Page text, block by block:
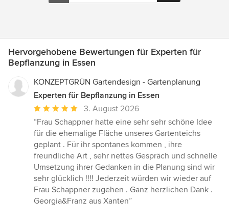
Hervorgehobene Bewertungen für Experten für
Bepflanzung in Essen
KONZEPTGRÜN Gartendesign - Gartenplanung
Experten für Bepflanzung in Essen
Durchschnittliche
Bewertung:
5
von
5
Sternen
3. August 2026
“Frau Schappner hatte eine sehr sehr schöne Idee
für die ehemalige Fläche unseres Gartenteichs
geplant . Für ihr spontanes kommen , ihre
freundliche Art , sehr nettes Gespräch und schnelle
Umsetzung ihrer Gedanken in die Planung sind wir
sehr glücklich !!!! Jederzeit würden wir wieder auf
Frau Schappner zugehen . Ganz herzlichen Dank .
Georgia&Franz aus Xanten”